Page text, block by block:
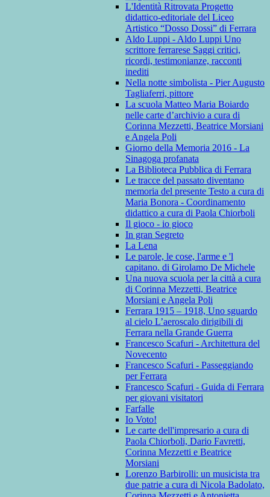
L'Identità Ritrovata Progetto
didattico-editoriale del Liceo
Artistico “Dosso Dossi” di Ferrara
Aldo Luppi - Aldo Luppi Uno
scrittore ferrarese Saggi critici,
ricordi, testimonianze, racconti
inediti
Nella notte simbolista - Pier Augusto
Tagliaferri, pittore
La scuola Matteo Maria Boiardo
nelle carte d’archivio a cura di
Corinna Mezzetti, Beatrice Morsiani
e Angela Poli
Giorno della Memoria 2016 - La
Sinagoga profanata
La Biblioteca Pubblica di Ferrara
Le tracce del passato diventano
memoria del presente Testo a cura di
Maria Bonora - Coordinamento
didattico a cura di Paola Chiorboli
Il gioco - io gioco
In gran Segreto
La Lena
Le parole, le cose, l'arme e 'l
capitano. di Girolamo De Michele
Una nuova scuola per la città a cura
di Corinna Mezzetti, Beatrice
Morsiani e Angela Poli
Ferrara 1915 – 1918, Uno sguardo
al cielo L’aeroscalo dirigibili di
Ferrara nella Grande Guerra
Francesco Scafuri - Architettura del
Novecento
Francesco Scafuri - Passeggiando
per Ferrara
Francesco Scafuri - Guida di Ferrara
per giovani visitatori
Farfalle
Io Voto!
Le carte dell'impresario a cura di
Paola Chiorboli, Dario Favretti,
Corinna Mezzetti e Beatrice
Morsiani
Lorenzo Barbirolli: un musicista tra
due patrie a cura di Nicola Badolato,